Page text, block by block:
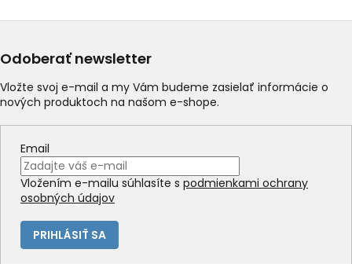
Odoberať newsletter
Vložte svoj e-mail a my Vám budeme zasielať informácie o
nových produktoch na našom e-shope.
Email
Vložením e-mailu súhlasíte s podmienkami ochrany
osobných údajov
PRIHLÁSIŤ SA